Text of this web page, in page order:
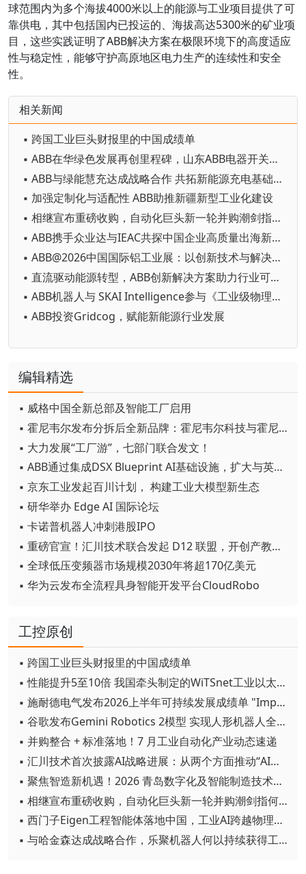
球范围内为多个海拔4000米以上的能源与工业项目提供了可
靠供电，其中包括国内已投运的、海拔高达5300米的矿业项
目，这些实践证明了ABB解决方案在极限环境下的高度适应
性与稳定性，能够守护高原地区电力生产的连续性和安全
性。
相关新闻
▪ 跨国工业巨头财报里的中国成绩单
▪ ABB在华绿色发展再创里程碑，山东ABB电器开关有限公司获UL 2799 “铂金级” 认证
▪ ABB与绿能慧充达成战略合作 共拓新能源充电基础设施新机遇
▪ 加强定制化与适配性 ABB助推新疆新型工业化建设
▪ 相继宣布重磅收购，自动化巨头新一轮并购潮剑指何方？
▪ ABB携手众业达与IEAC共探中国企业高质量出海新路径
▪ ABB@2026中国国际铝工业展：以创新技术与解决方案赋能铝行业高质量发展
▪ 直流驱动能源转型，ABB创新解决方案助力行业可持续发展
▪ ABB机器人与 SKAI Intelligence参与《工业级物理AI赋能高精密制造》白皮书中文版发布仪式
▪ ABB投资Gridcog，赋能新能源行业发展
编辑精选
▪ 威格中国全新总部及智能工厂启用
▪ 霍尼韦尔发布分拆后全新品牌：霍尼韦尔科技与霍尼韦尔航空航天
▪ 大力发展“工厂游”，七部门联合发文！
▪ ABB通过集成DSX Blueprint AI基础设施，扩大与英伟达的合作
▪ 京东工业发起百川计划， 构建工业大模型新生态
▪ 研华举办 Edge AI 国际论坛
▪ 卡诺普机器人冲刺港股IPO
▪ 重磅官宣！汇川技术联合发起 D12 联盟，开创产教融合新范式
▪ 全球低压变频器市场规模2030年将超170亿美元
▪ 华为云发布全流程具身智能开发平台CloudRobo
工控原创
▪ 跨国工业巨头财报里的中国成绩单
▪ 性能提升5至10倍 我国牵头制定的WiTSnet工业以太网国际标准正式发布
▪ 施耐德电气发布2026上半年可持续发展成绩单 "Impact 2030"路线图开局稳健
▪ 谷歌发布Gemini Robotics 2模型 实现人形机器人全身智能控制突破
▪ 并购整合 + 标准落地！7 月工业自动化产业动态速递
▪ 汇川技术首次披露AI战略进展：从两个方面推动“AI业务化”落地
▪ 聚焦智造新机遇！2026 青岛数字化及智能制造技术论坛圆满落幕
▪ 相继宣布重磅收购，自动化巨头新一轮并购潮剑指何方？
▪ 西门子Eigen工程智能体落地中国，工业AI跨越物理世界“确定性”拐点
▪ 与哈金森达成战略合作，乐聚机器人何以持续获得工业巨头青睐？